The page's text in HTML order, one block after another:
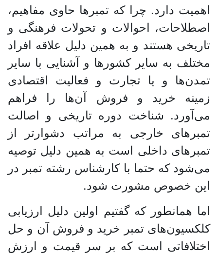
اهمیت دارد. چرا که تمبر‌ها حاوی مفاهیم،
اصطلاحات، احوالات و تحولات فرهنگی و
تاریخی هستند و به همین دلیل علاقه افراد
مختلف به سایر کشور‌ها و آشنایی با سایر
تمدن‌ها و یا تجارت و فعالیت اقتصادی
زمینه خرید و فروش آن‌ها را فراهم
می‌آورد. شناخت دوره تاریخی و اصالت
تمبر‌های خارجی به مراتب دشوارتر از
تمبر‌های داخلی است به همین دلیل توصیه
می‌شود که حتما با کارشناس رشته تمبر در
این خصوص مشورت شود.
اما همانطور که گفتیم اولین دلیل ارزیابی
کلکسیون‌های تمبر خرید و فروش آن و حل
اختلافاتی است که بر سر قیمت و ارزش